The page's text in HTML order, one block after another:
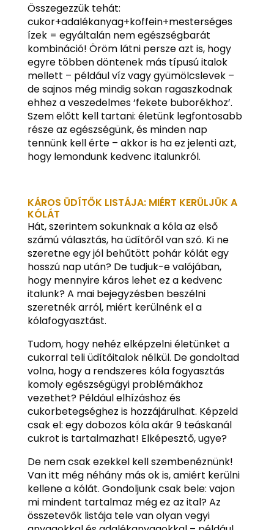
Összegezzük tehát:
cukor+adalékanyag+koffein+mesterséges
ízek = egyáltalán nem egészségbarát
kombináció! Öröm látni persze azt is, hogy
egyre többen döntenek más típusú italok
mellett – például víz vagy gyümölcslevek –
de sajnos még mindig sokan ragaszkodnak
ehhez a veszedelmes ‘fekete buborékhoz’.
Szem előtt kell tartani: életünk legfontosabb
része az egészségünk, és minden nap
tennünk kell érte – akkor is ha ez jelenti azt,
hogy lemondunk kedvenc italunkról.
KÁROS ÜDÍTŐK LISTÁJA: MIÉRT KERÜLJÜK A
KÓLÁT
Hát, szerintem sokunknak a kóla az első
számú választás, ha üdítőről van szó. Ki ne
szeretne egy jól behűtött pohár kólát egy
hosszú nap után? De tudjuk-e valójában,
hogy mennyire káros lehet ez a kedvenc
italunk? A mai bejegyzésben beszélni
szeretnék arról, miért kerülnénk el a
kólafogyasztást.
Tudom, hogy nehéz elképzelni életünket a
cukorral teli üdítőitalok nélkül. De gondoltad
volna, hogy a rendszeres kóla fogyasztás
komoly egészségügyi problémákhoz
vezethet? Például elhízáshoz és
cukorbetegséghez is hozzájárulhat. Képzeld
csak el: egy dobozos kóla akár 9 teáskanál
cukrot is tartalmazhat! Elképesztő, ugye?
De nem csak ezekkel kell szembenéznünk!
Van itt még néhány más ok is, amiért kerülni
kellene a kólát. Gondoljunk csak bele: vajon
mi mindent tartalmaz még ez az ital? Az
összetevők listája tele van olyan vegyi